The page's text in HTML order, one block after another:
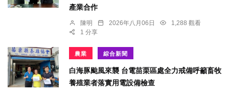
產業合作
陳明 2026年八月06日
1,288 觀看
1 分享
農業 綜合新聞
白海豚颱風來襲 台電苗栗區處全力戒備呼籲畜牧
養殖業者落實用電設備檢查